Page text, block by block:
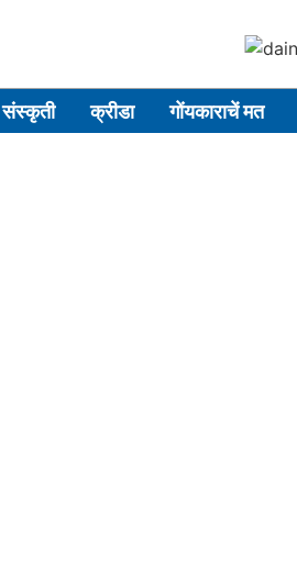
संस्कृती क्रीडा गोंयकाराचें मत